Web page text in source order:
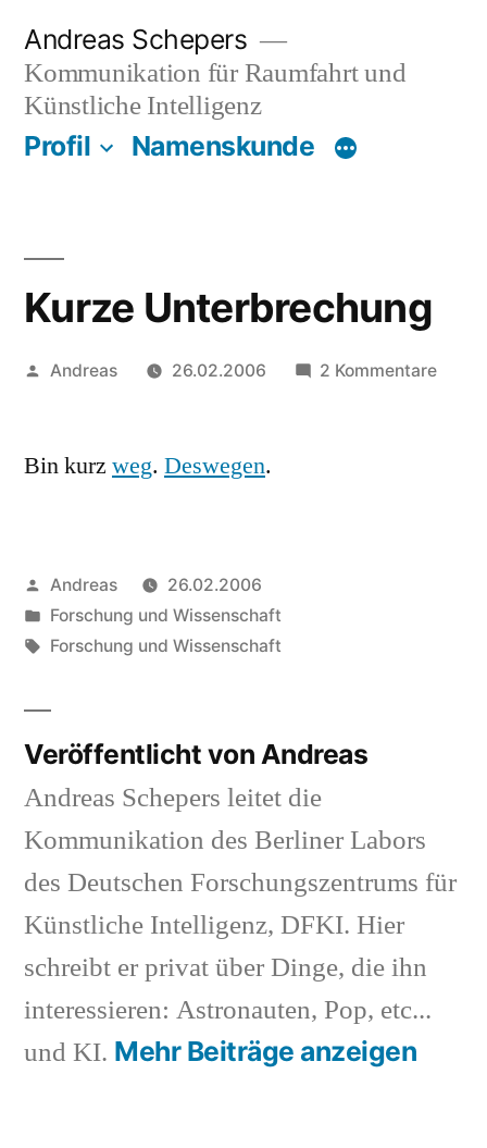
Inhalt
springen
Andreas Schepers
Kommunikation für Raumfahrt und
Künstliche Intelligenz
Profil Namenskunde
Kurze Unterbrechung
Veröffentlicht
Andreas 26.02.2006 2 Kommentarezu
Bin kurz weg. Deswegen.
Veröffentlicht
von
Andreas
26.02.2006
Veröffentlicht
in
Forschung und Wissenschaft
Schlagwörter:
Forschung und Wissenschaft
Veröffentlicht von Andreas
Andreas Schepers leitet die
Kommunikation des Berliner Labors
des Deutschen Forschungszentrums für
Künstliche Intelligenz, DFKI. Hier
schreibt er privat über Dinge, die ihn
interessieren: Astronauten, Pop, etc...
und KI. Mehr Beiträge anzeigen